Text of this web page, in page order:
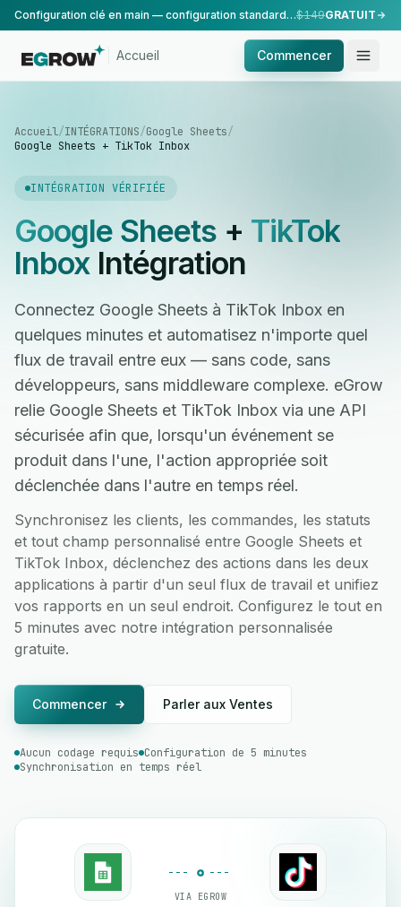
Configuration clé en main — configuration standard, réalisée par notre équipe.$149GRATUIT
Accueil Commencer
Accueil/INTÉGRATIONS/Google Sheets/
Google Sheets + TikTok Inbox
INTÉGRATION VÉRIFIÉE
Google Sheets+ TikTok
InboxIntégration
Connectez Google Sheets à TikTok Inbox en
quelques minutes et automatisez n'importe quel
flux de travail entre eux — sans code, sans
développeurs, sans middleware complexe. eGrow
relie Google Sheets et TikTok Inbox via une API
sécurisée afin que, lorsqu'un événement se
produit dans l'une, l'action appropriée soit
déclenchée dans l'autre en temps réel.
Synchronisez les clients, les commandes, les statuts
et tout champ personnalisé entre Google Sheets et
TikTok Inbox, déclenchez des actions dans les deux
applications à partir d'un seul flux de travail et unifiez
vos rapports en un seul endroit. Configurez le tout en
5 minutes avec notre intégration personnalisée
gratuite.
Commencer Parler aux Ventes
Aucun codage requis Configuration de 5 minutes
Synchronisation en temps réel
VIA EGROW